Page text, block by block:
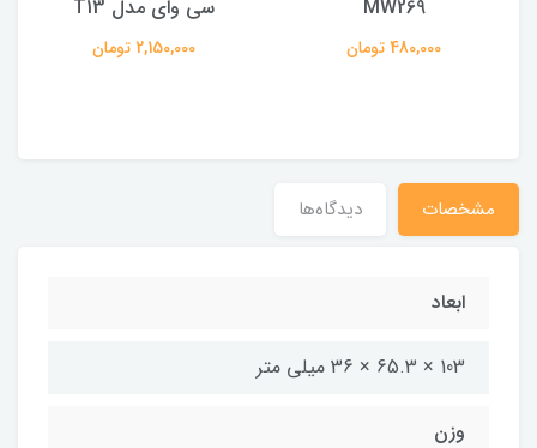
MW269
480,000 تومان
سی وای مدل T13
2,150,000 تومان
مشخصات دیدگاه‌ها
ابعاد
103 × 65.3 × 36 میلی متر
وزن